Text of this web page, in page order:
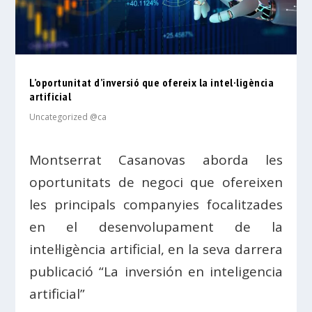
L’oportunitat d’inversió que ofereix la intel·ligència
artificial
Uncategorized @ca
Montserrat Casanovas aborda les
oportunitats de negoci que ofereixen
les principals companyies focalitzades
en el desenvolupament de la
intel·ligència artificial, en la seva darrera
publicació “La inversión en inteligencia
artificial”